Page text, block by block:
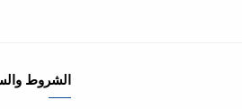
الشروط